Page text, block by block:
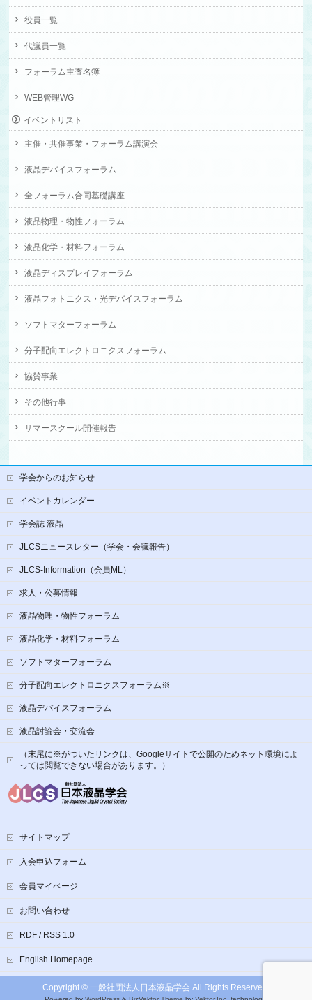
役員一覧
代議員一覧
フォーラム主査名簿
WEB管理WG
イベントリスト
主催・共催事業・フォーラム講演会
液晶デバイスフォーラム
全フォーラム合同基礎講座
液晶物理・物性フォーラム
液晶化学・材料フォーラム
液晶ディスプレイフォーラム
液晶フォトニクス・光デバイスフォーラム
ソフトマターフォーラム
分子配向エレクトロニクスフォーラム
協賛事業
その他行事
サマースクール開催報告
学会からのお知らせ
イベントカレンダー
学会誌 液晶
JLCSニュースレター（学会・会議報告）
JLCS-Information（会員ML）
求人・公募情報
液晶物理・物性フォーラム
液晶化学・材料フォーラム
ソフトマターフォーラム
分子配向エレクトロニクスフォーラム※
液晶デバイスフォーラム
液晶討論会・交流会
（末尾に※がついたリンクは、Googleサイトで公開のためネット環境によ
っては閲覧できない場合があります。）
サイトマップ
入会申込フォーム
会員マイページ
お問い合わせ
RDF / RSS 1.0
English Homepage
Copyright © 一般社団法人日本液晶学会 All Rights Reserved.